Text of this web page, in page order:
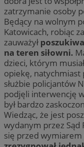
zatrzymanie osoby
Będący na wolnym
Katowicach, robiąc
zauważył
na teren siłowni.
dzieci, którym
opiekę, natychmiast
służbie policjantów
podjęli interwencję
był bardzo
Wiedząc, że jest
wydanym przez Sąd
się przed